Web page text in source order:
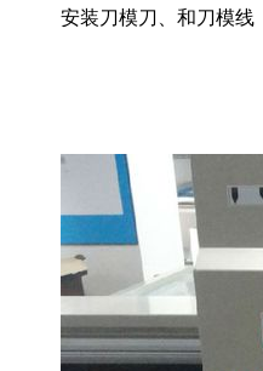
安装刀模刀、和刀模线